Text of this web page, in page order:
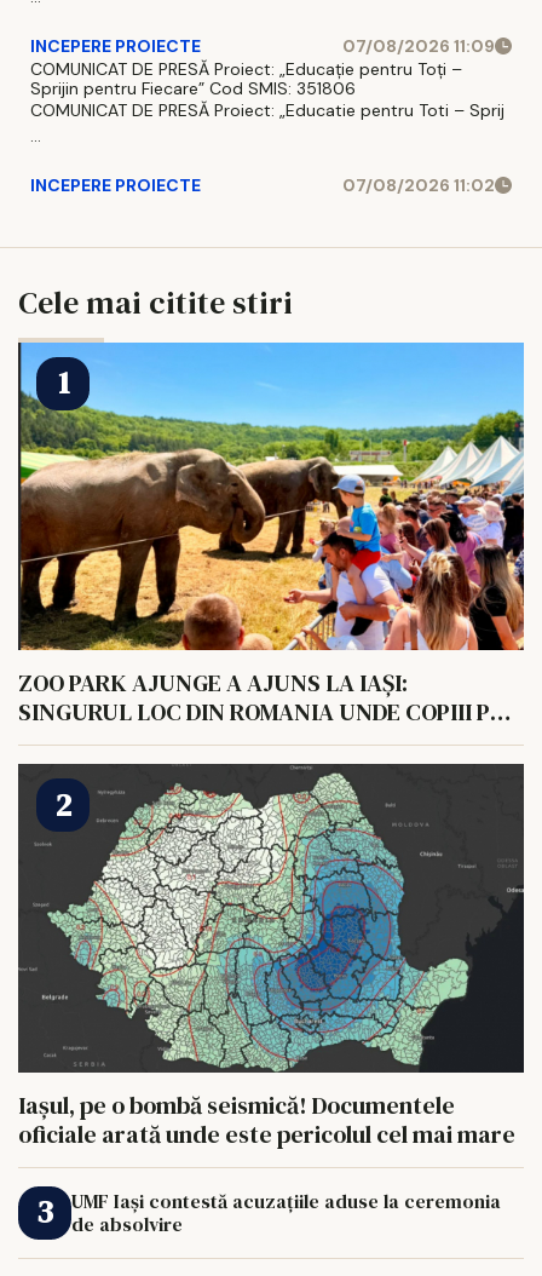
INCEPERE PROIECTE
07/08/2026 11:09
COMUNICAT DE PRESĂ Proiect: „Educație pentru Toți –
Sprijin pentru Fiecare” Cod SMIS: 351806
COMUNICAT DE PRESĂ Proiect: „Educatie pentru Toti – Sprij
INCEPERE PROIECTE 07/08/2026 11:02
Cele mai citite stiri
ZOO PARK AJUNGE A AJUNS LA IAȘI:
SINGURUL LOC DIN ROMANIA UNDE COPIII POT
HRANI UN ELEFANT
Iașul, pe o bombă seismică! Documentele
oficiale arată unde este pericolul cel mai mare
UMF Iași contestă acuzațiile aduse la ceremonia
de absolvire